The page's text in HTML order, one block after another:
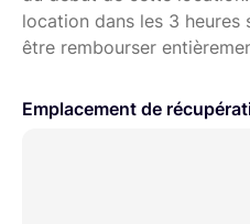
location dans les 3
être rembourser
Emplacement de